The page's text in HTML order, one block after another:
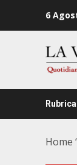
6
Home